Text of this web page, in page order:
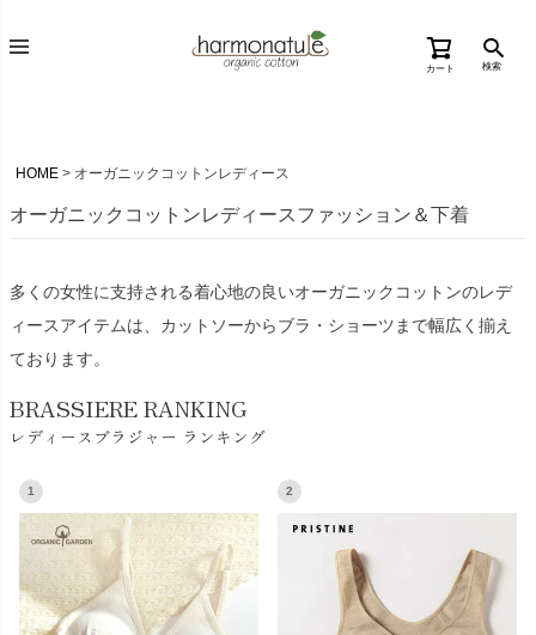
カート 検索
HOME オーガニックコットンレディース
オーガニックコットンレディースファッション＆下着
多くの女性に支持される着心地の良いオーガニックコットンのレデ
ィースアイテムは、カットソーからブラ・ショーツまで幅広く揃え
ております。
BRASSIERE RANKING
レディースブラジャー ランキング
1 2